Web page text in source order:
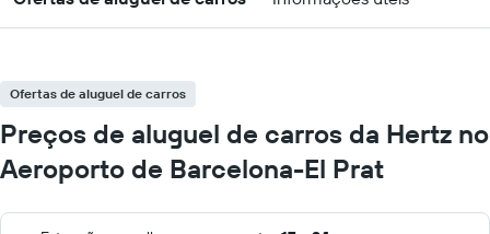
Ofertas de aluguel de carros
Preços de aluguel de carros da Hertz no
Aeroporto de Barcelona-El Prat